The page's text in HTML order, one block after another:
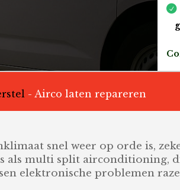
- Airco laten repareren
snel weer op orde is,
als multi split airconditioning,
elektronische problemen